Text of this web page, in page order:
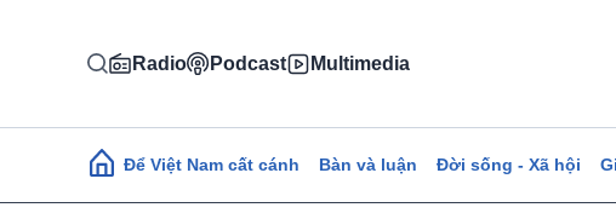
Radio Podcast Multimedia
Main navigation
Để Việt Nam cất cánh Bàn và luận Đời sống - Xã hội